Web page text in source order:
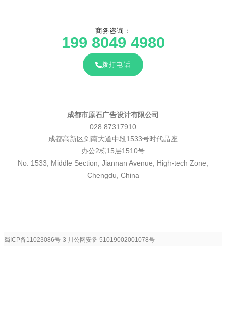
商务咨询：
199 8049 4980
拨打电话
成都市原石广告设计有限公司
028 87317910
成都高新区剑南大道中段1533号时代晶座
办公2栋15层1510号
No. 1533, Middle Section, Jiannan Avenue, High-tech Zone,
Chengdu, China
蜀ICP备11023086号-3 川公网安备 51019002001078号